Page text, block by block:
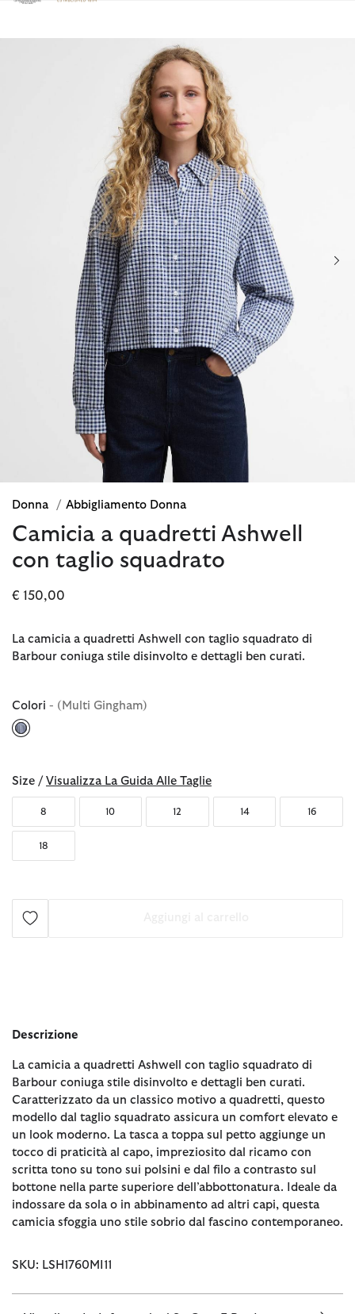
Clicca per visualizzare la nostra Dichiarazione di Accessibilità
Donna / Abbigliamento Donna
Camicia a quadretti Ashwell
con taglio squadrato
€ 150,00
La camicia a quadretti Ashwell con taglio squadrato di
Barbour coniuga stile disinvolto e dettagli ben curati.
Colori - (Multi Gingham)
Size / Visualizza La Guida Alle Taglie
8 10 12 14 16
18
Descrizione
La camicia a quadretti Ashwell con taglio squadrato di
Barbour coniuga stile disinvolto e dettagli ben curati.
Caratterizzato da un classico motivo a quadretti, questo
modello dal taglio squadrato assicura un comfort elevato e
un look moderno. La tasca a toppa sul petto aggiunge un
tocco di praticità al capo, impreziosito dal ricamo con
scritta tono su tono sui polsini e dal filo a contrasto sul
bottone nella parte superiore dell’abbottonatura. Ideale da
indossare da sola o in abbinamento ad altri capi, questa
camicia sfoggia uno stile sobrio dal fascino contemporaneo.
SKU: LSH1760MI11